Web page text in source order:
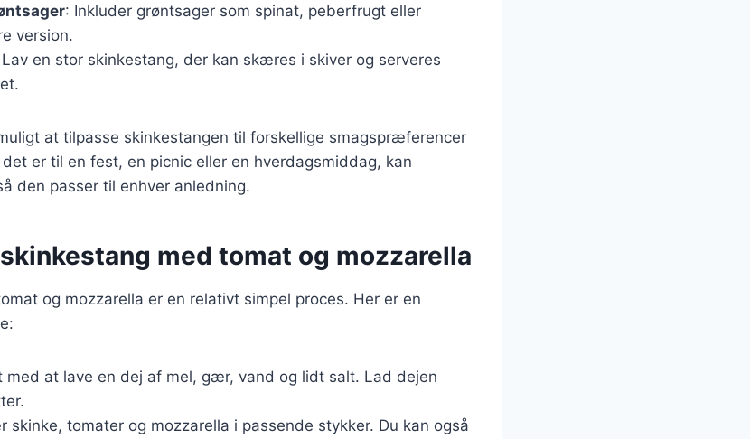
: Inkluder grøntsager som spinat, peberfrugt eller
version.
en stor skinkestang, der kan skæres i skiver og serveres
at tilpasse skinkestangen til forskellige smagspræferencer
er til en fest, en picnic eller en hverdagsmiddag, kan
den passer til enhver anledning.
med tomat og mozzarella
og mozzarella er en relativt simpel proces. Her er en
med at lave en dej af mel, gær, vand og lidt salt. Lad dejen
skinke, tomater og mozzarella i passende stykker. Du kan også